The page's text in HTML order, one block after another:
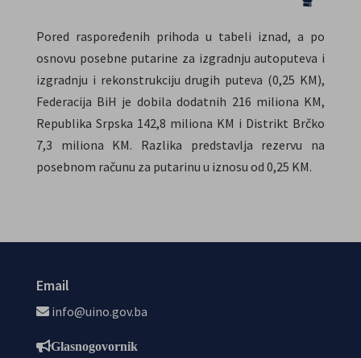
Pored raspoređenih prihoda u tabeli iznad, a po
osnovu posebne putarine za izgradnju autoputeva i
izgradnju i rekonstrukciju drugih puteva (0,25 KM),
Federacija BiH je dobila dodatnih 216 miliona KM,
Republika Srpska 142,8 miliona KM i Distrikt Brčko
7,3 miliona KM. Razlika predstavlja rezervu na
posebnom računu za putarinu u iznosu od 0,25 KM.
Email
info@uino.gov.ba
Glasnogovornik